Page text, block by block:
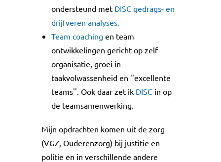
ondersteund met DISC gedrags- en
drijfveren analyses.
Team coaching en team
ontwikkelingen gericht op zelf
organisatie, groei in
taakvolwassenheid en ''excellente
teams''. Ook daar zet ik DISC in op
de teamsamenwerking.
Mijn opdrachten komen uit de zorg
(VGZ, Ouderenzorg) bij justitie en
politie en in verschillende andere